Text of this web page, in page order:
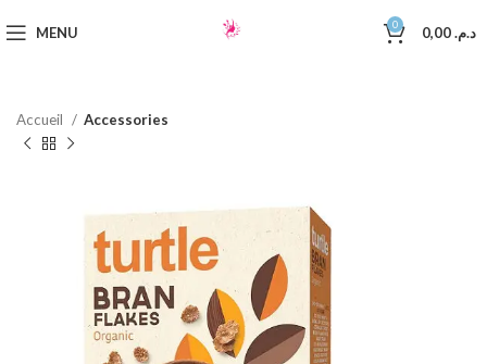
MENU 0 د.م.
Accueil Accessories